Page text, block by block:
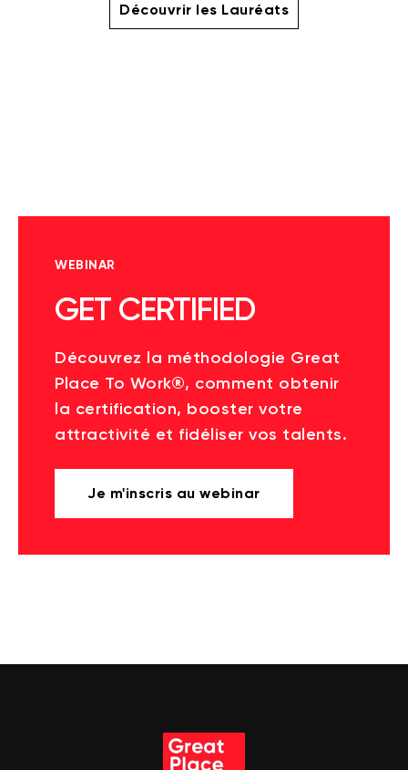
Découvrir les Lauréats
WEBINAR
GET CERTIFIED
Découvrez la méthodologie Great
Place To Work®, comment obtenir
la certification, booster votre
attractivité et fidéliser vos talents.
Je m'inscris au webinar